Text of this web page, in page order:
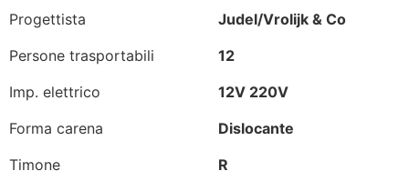
Progettista
Judel/Vrolijk & Co
Persone trasportabili
12
Imp. elettrico
12V 220V
Forma carena
Dislocante
Timone
R